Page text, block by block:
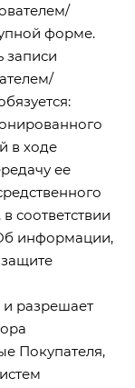
форме.
записи
в ходе
ее
соответствии
информации,
и разрешает
Покупателя,